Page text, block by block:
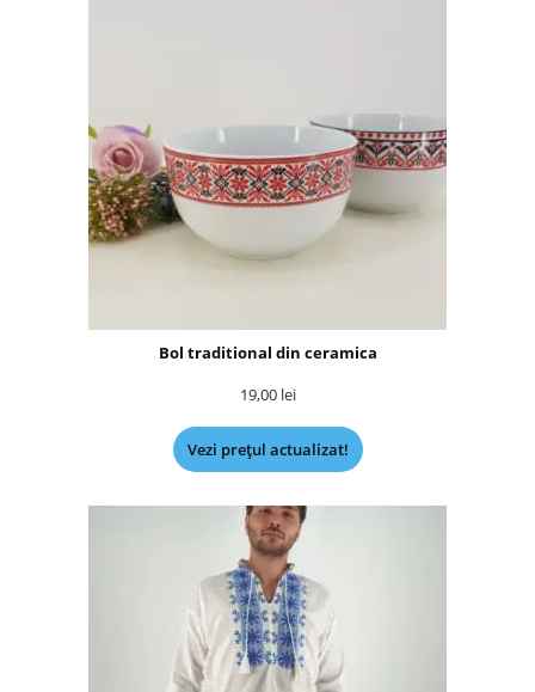
Bol traditional din ceramica
19,00 lei
Vezi prețul actualizat!